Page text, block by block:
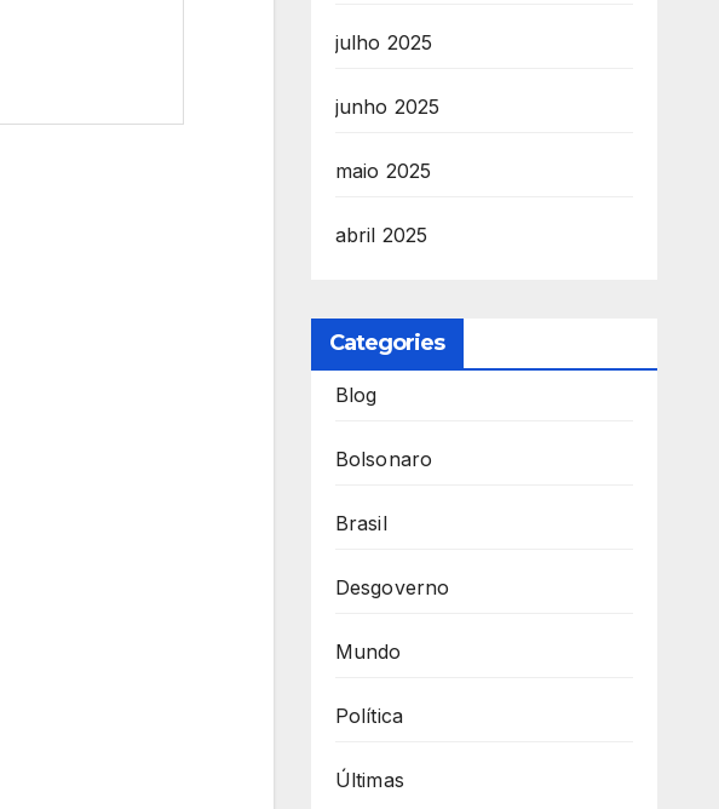
julho 2025
junho 2025
maio 2025
abril 2025
Categories
Blog
Bolsonaro
Brasil
Desgoverno
Mundo
Política
Últimas